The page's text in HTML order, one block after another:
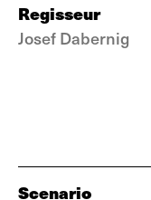
Regisseur
Josef Dabernig
Scenario